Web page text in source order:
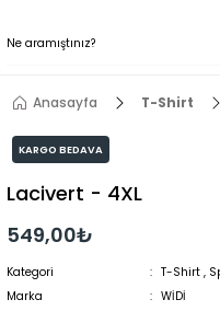
Anasayfa T-Shirt
KARGO BEDAVA
Lacivert - 4XL
549,00₺
Kategori T-Shirt ,
Marka
WİDİ